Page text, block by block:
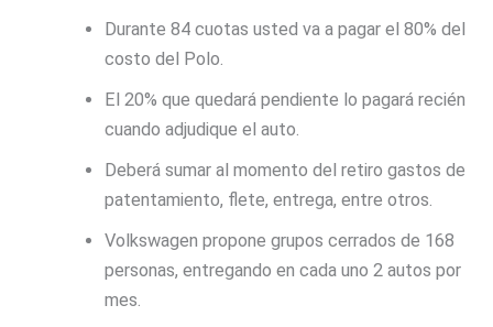
Durante 84 cuotas usted va a pagar el 80% del
costo del Polo.
El 20% que quedará pendiente lo pagará recién
cuando adjudique el auto.
Deberá sumar al momento del retiro gastos de
patentamiento, flete, entrega, entre otros.
Volkswagen propone grupos cerrados de 168
personas, entregando en cada uno 2 autos por
mes.